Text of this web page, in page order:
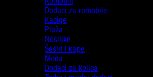
Dodaci za romobile
Kacige
Plaža
Nosiljke
Šeširi i kape
Moda
Dodaci za kolica